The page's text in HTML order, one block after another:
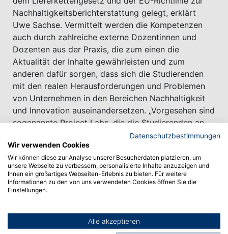
Nachhaltigkeitsberichterstattung gelegt, erklärt
Uwe Sachse. Vermittelt werden die Kompetenzen
auch durch zahlreiche externe Dozentinnen und
Dozenten aus der Praxis, die zum einen die
Aktualität der Inhalte gewährleisten und zum
anderen dafür sorgen, dass sich die Studierenden
mit den realen Herausforderungen und Problemen
von Unternehmen in den Bereichen Nachhaltigkeit
und Innovation auseinandersetzen. „Vorgesehen sind
sogenannte Project Labs, die die Studierenden an
der Seite eines Mentors von der Hochschule bei
ihren Arbeitgebern durchführen“, sagt Uwe Sachse.
„Dabei lösen sie ein konkretes Problem, was dann
auch wieder den Firmen unmittelbar zugutekommt.“
Dieser Studiengang bildet die Führungskräfte der
gehört dazu auch umfassendes Wissen, wie
Nachhaltigkeitsinnovationen im Unternehmen
Datenschutzbestimmungen
Wir verwenden Cookies
Wir können diese zur Analyse unserer Besucherdaten platzieren, um
unsere Webseite zu verbessern, personalisierte Inhalte anzuzeigen und
Ihnen ein großartiges Webseiten-Erlebnis zu bieten. Für weitere
Informationen zu den von uns verwendeten Cookies öffnen Sie die
Einstellungen.
Alle akzeptieren